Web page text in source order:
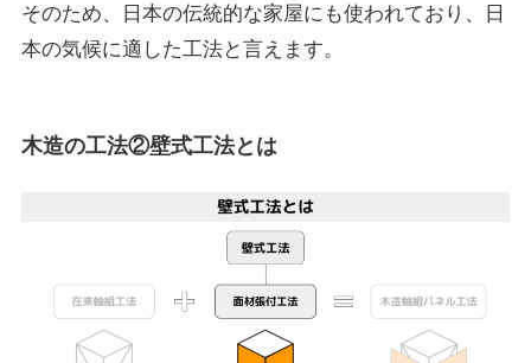
そのため、日本の伝統的な家屋にも使われており、日
本の気候に適した工法と言えます。
木造の工法②壁式工法とは